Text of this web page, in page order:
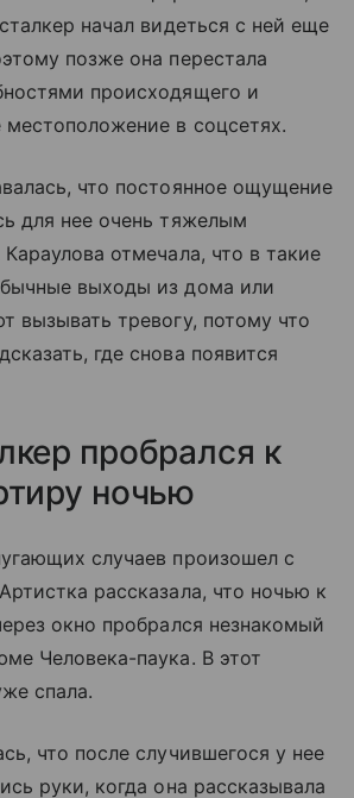
начал видеться с ней еще
позже она перестала
происходящего и
местоположение в соцсетях.
что постоянное ощущение
для нее очень тяжелым
отмечала, что в такие
выходы из дома или
вызывать тревогу, потому что
где снова появится
пробрался к
ночью
случаев произошел с
рассказала, что ночью к
окно пробрался незнакомый
Человека-паука. В этот
спала.
что после случившегося у нее
руки, когда она рассказывала